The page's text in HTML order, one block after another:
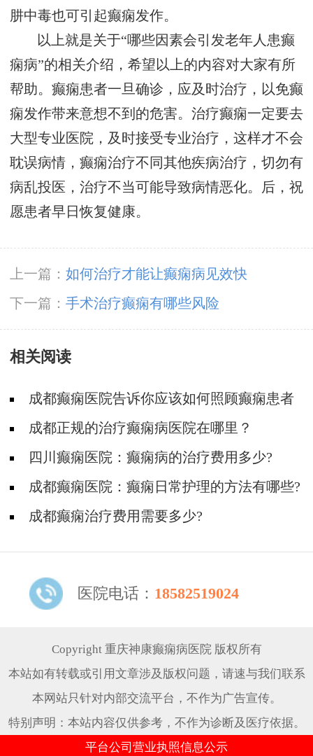
肼中毒也可引起癫痫发作。
以上就是关于“哪些因素会引发老年人患癫
痫病”的相关介绍，希望以上的内容对大家有所
帮助。癫痫患者一旦确诊，应及时治疗，以免癫
痫发作带来意想不到的危害。治疗癫痫一定要去
大型专业医院，及时接受专业治疗，这样才不会
耽误病情，癫痫治疗不同其他疾病治疗，切勿有
病乱投医，治疗不当可能导致病情恶化。后，祝
愿患者早日恢复健康。
上一篇： 如何治疗才能让癫痫病见效快
下一篇： 手术治疗癫痫有哪些风险
相关阅读
成都癫痫医院告诉你应该如何照顾癫痫患者
成都正规的治疗癫痫病医院在哪里？
四川癫痫医院：癫痫病的治疗费用多少?
成都癫痫医院：癫痫日常护理的方法有哪些?
成都癫痫治疗费用需要多少?
医院电话： 18582519024
Copyright 重庆神康癫痫病医院 版权所有
本站如有转载或引用文章涉及版权问题，请速与我们联系
本网站只针对内部交流平台，不作为广告宣传。
特别声明：本站内容仅供参考，不作为诊断及医疗依据。
平台公司营业执照信息公示